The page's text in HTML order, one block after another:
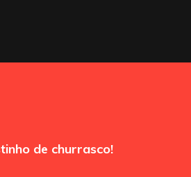
de churrasco!